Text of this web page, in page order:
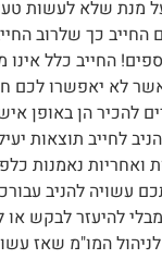
מנת שלא לעשות
עם החייב כך
החייב כלל
יאפשרו לכם חיי
להכיר הן באופן
לחייב תוצאות
נאמנות
עשויה להניב
להיעזר לבקש
המו"מ שאז